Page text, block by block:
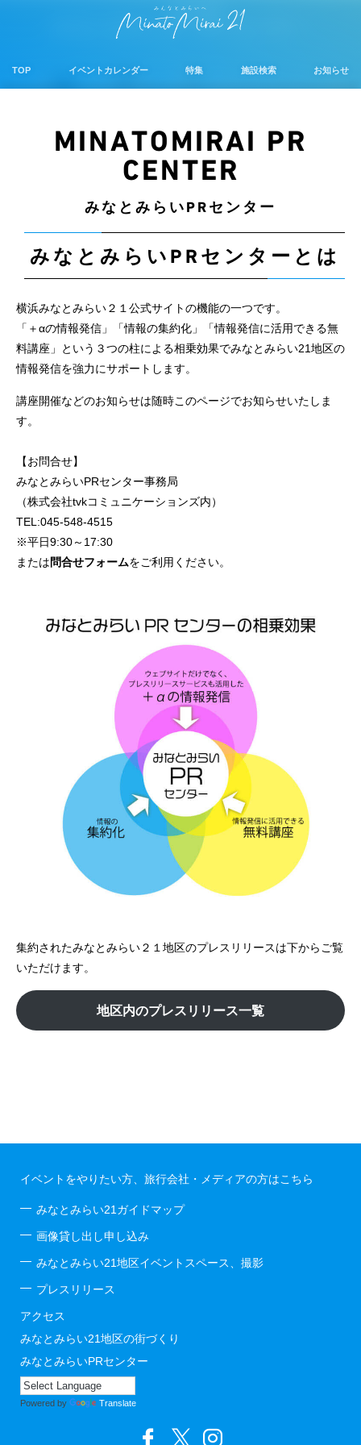
TOP イベントカレンダー 特集 施設検索 お知らせ
MINATOMIRAI PR
CENTER
みなとみらいPRセンター
みなとみらいPRセンターとは
横浜みなとみらい２１公式サイトの機能の一つです。
「＋αの情報発信」「情報の集約化」「情報発信に活用できる無
料講座」という３つの柱による相乗効果でみなとみらい21地区の
情報発信を強力にサポートします。
講座開催などのお知らせは随時このページでお知らせいたしま
す。
【お問合せ】
みなとみらいPRセンター事務局
（株式会社tvkコミュニケーションズ内）
TEL:045-548-4515
※平日9:30～17:30
または問合せフォームをご利用ください。
集約されたみなとみらい２１地区のプレスリリースは下からご覧
いただけます。
地区内のプレスリリース一覧
イベントをやりたい方、旅行会社・メディアの方はこちら
みなとみらい21ガイドマップ
画像貸し出し申し込み
みなとみらい21地区イベントスペース、撮影
プレスリリース
アクセス
みなとみらい21地区の街づくり
みなとみらいPRセンター
Powered by Translate